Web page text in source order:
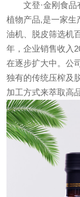
文登·金刚食品
植物产品,是一家生
油机、脱皮筛选机
年，企业销售收入
在逐步扩大中。公
独有的传统压榨及
加工方式来萃取高